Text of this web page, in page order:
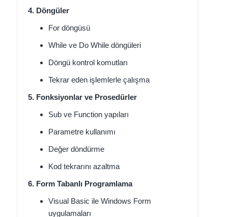
4. Döngüler
For döngüsü
While ve Do While döngüleri
Döngü kontrol komutları
Tekrar eden işlemlerle çalışma
5. Fonksiyonlar ve Prosedürler
Sub ve Function yapıları
Parametre kullanımı
Değer döndürme
Kod tekrarını azaltma
6. Form Tabanlı Programlama
Visual Basic ile Windows Form
uygulamaları